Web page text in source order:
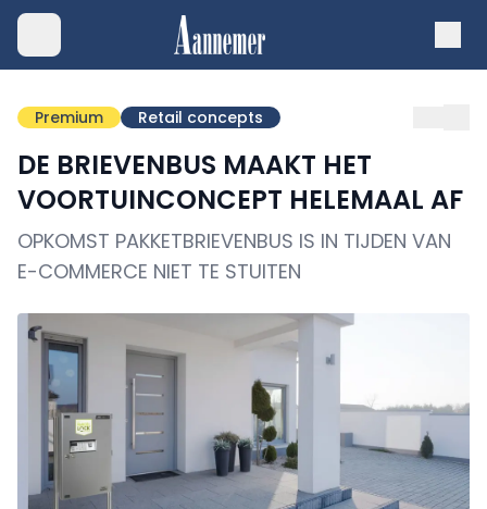
Premium Retail concepts
DE BRIEVENBUS MAAKT HET
VOORTUINCONCEPT HELEMAAL AF
OPKOMST PAKKETBRIEVENBUS IS IN TIJDEN VAN
E-COMMERCE NIET TE STUITEN